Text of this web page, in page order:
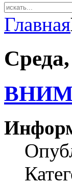
Главная